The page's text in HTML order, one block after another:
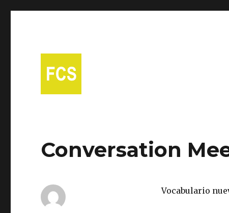
Conversation
Vocabulario